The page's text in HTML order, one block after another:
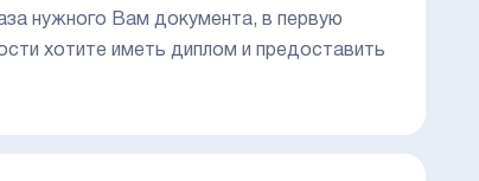
нужного Вам документа, в первую
хотите иметь диплом и предоставить